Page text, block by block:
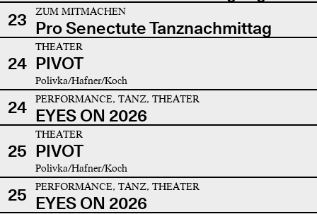
23
ZUM MITMACHEN
Pro Senectute Tanznachmittag
24
THEATER
PIVOT
Polivka/Hafner/Koch
24 PERFORMANCE, TANZ, THEATER
EYES ON 2026
25
THEATER
PIVOT
Polivka/Hafner/Koch
25 PERFORMANCE, TANZ, THEATER
EYES ON 2026